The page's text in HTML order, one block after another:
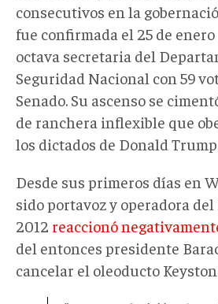
consecutivos en la
fue confirmada el 25 de
octava secretaria del
Seguridad Nacional con 59
Senado. Su ascenso se
de ranchera inflexible que
los dictados de Donald
Desde sus primeros días en
sido portavoz y operadora del
2012 reaccionó
del entonces presidente
cancelar el oleoducto